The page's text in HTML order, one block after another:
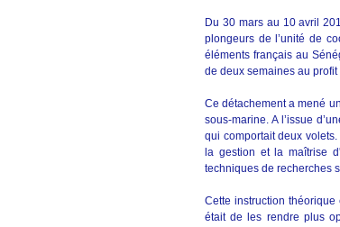
Du 30 mars au 10 avril
plongeurs de l’unité de
éléments français au
de deux semaines au
Ce détachement a mené
sous-marine. A l’issue
qui comportait deux
la gestion et la maîtrise
techniques de recherches
Cette instruction théorique
était de les rendre plus